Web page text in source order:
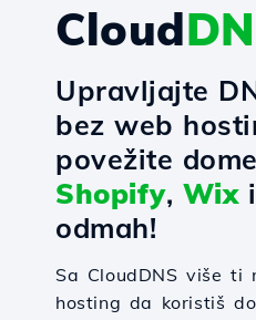
Cloud
Upravljajte
bez web
povežite
Shopify, Wix
odmah!
Sa CloudDNS više ti
hosting da koristiš